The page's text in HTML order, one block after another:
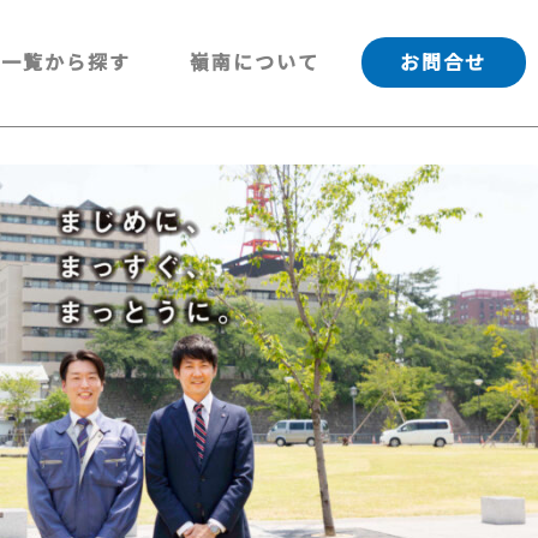
一覧から探す 嶺南について お問合せ